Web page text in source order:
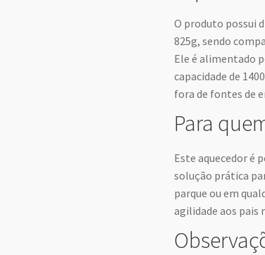
O produto possui
825g, sendo
Ele é alimentado
capacidade de
fora de fontes de
Para
Este aquecedor é
solução prática
parque ou em
agilidade aos pais